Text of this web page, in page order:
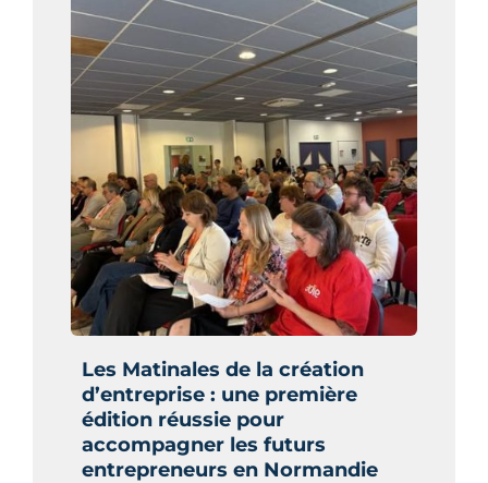
Les Matinales de la création
d’entreprise : une première
édition réussie pour
accompagner les futurs
entrepreneurs en Normandie